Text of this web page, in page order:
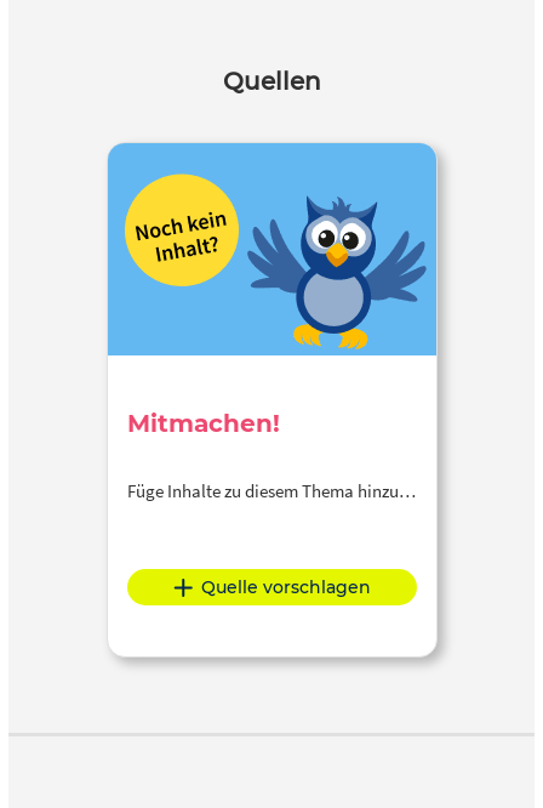
Quellen
Mitmachen!
Füge Inhalte zu diesem Thema hinzu…
Quelle vorschlagen